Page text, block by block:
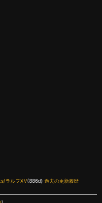
ラルフXV(886d) 過去の更新履歴